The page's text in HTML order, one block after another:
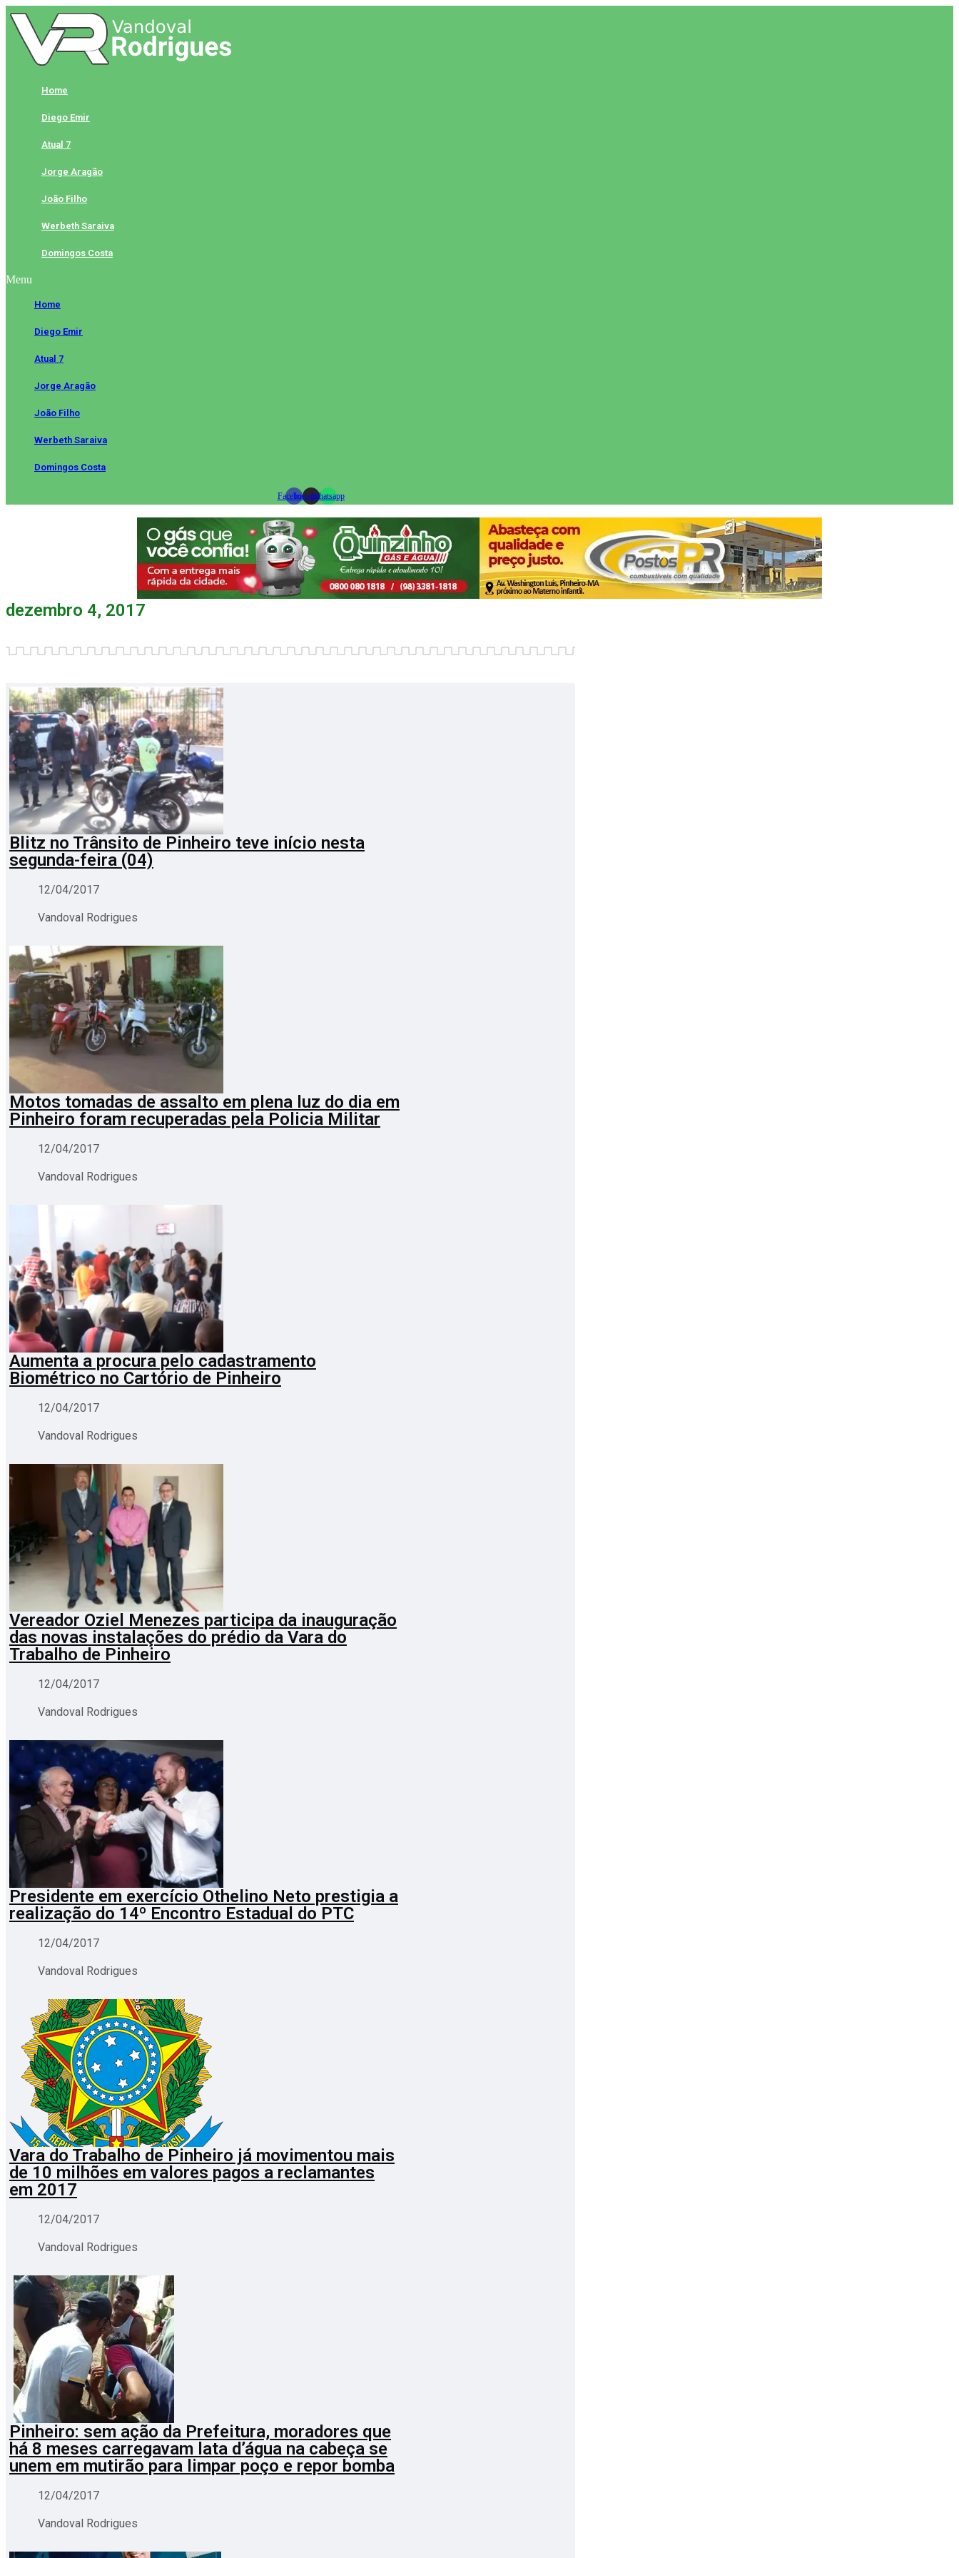
Skip
to
content
Home
Diego Emir
Atual 7
Jorge Aragão
João Filho
Werbeth Saraiva
Domingos Costa
Menu
Home
Diego Emir
Atual 7
Jorge Aragão
João Filho
Werbeth Saraiva
Domingos Costa
FacebookInstagramWhatsapp
dezembro 4, 2017
Blitz no Trânsito de Pinheiro teve início nesta
segunda-feira (04)
12/04/2017
Vandoval Rodrigues
Motos tomadas de assalto em plena luz do dia em
Pinheiro foram recuperadas pela Policia Militar
12/04/2017
Vandoval Rodrigues
Aumenta a procura pelo cadastramento
Biométrico no Cartório de Pinheiro
12/04/2017
Vandoval Rodrigues
Vereador Oziel Menezes participa da inauguração
das novas instalações do prédio da Vara do
Trabalho de Pinheiro
12/04/2017
Vandoval Rodrigues
Presidente em exercício Othelino Neto prestigia a
realização do 14º Encontro Estadual do PTC
12/04/2017
Vandoval Rodrigues
Vara do Trabalho de Pinheiro já movimentou mais
de 10 milhões em valores pagos a reclamantes
em 2017
12/04/2017
Vandoval Rodrigues
Pinheiro: sem ação da Prefeitura, moradores que
há 8 meses carregavam lata d’água na cabeça se
unem em mutirão para limpar poço e repor bomba
12/04/2017
Vandoval Rodrigues